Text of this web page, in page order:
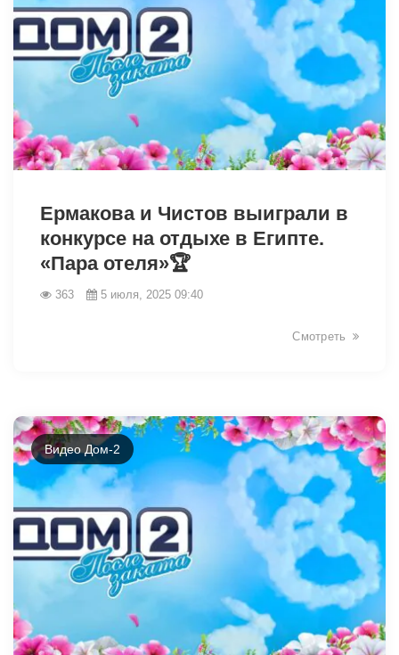
Ермакова и Чистов выиграли в
конкурсе на отдыхе в Египте.
«Пара отеля»🏆
363 5 июля, 2025 09:40
Смотреть
Видео Дом-2